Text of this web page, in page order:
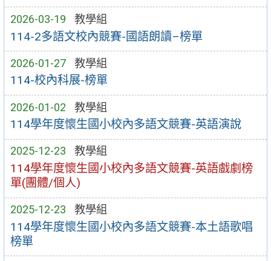
2026-03-19 教學組
114-2多語文校內競賽-國語朗讀–榜單
2026-01-27 教學組
114-校內科展-榜單
2026-01-02 教學組
114學年度懷生國小校內多語文競賽-英語演說
2025-12-23 教學組
114學年度懷生國小校內多語文競賽-英語戲劇榜
單(團體/個人)
2025-12-23 教學組
114學年度懷生國小校內多語文競賽-本土語歌唱
榜單